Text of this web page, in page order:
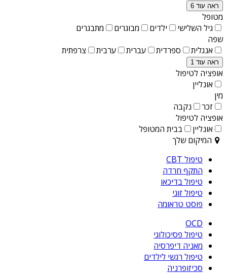
ראה עוד 6
מטופל
גיל השלישי
ילדים מבוגרים
מתבגרים
שפה
אנגלית
ספרדית עברית ערבית צרפתית
ראה עוד 1
אופציה לטיפול
אונליין
מין
זכר
נקבה
אופציה לטיפול
אונליין
בבית המטופל
המיקום שלך
טיפול CBT
התקף חרדה
טיפול בדיכאו
טיפול זוגי
פוסט טראומה
OCD
טיפול פסיכולוגי
מאניה דיפרסיה
טיפול רגשי לילדים
סכיזופרניה